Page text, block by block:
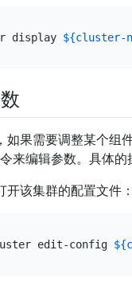
display ${cluster-
如果需要调整某个组
来编辑参数。具体的
开该集群的配置文件：
edit-config